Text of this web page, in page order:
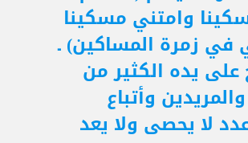
وامتني مسكينا
في زمرة المساكين) ـ
على يده الكثير من
وأتباع
لا يحصى ولا يعد